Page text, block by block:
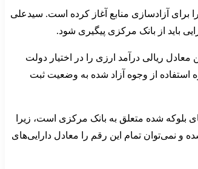
برای آزادسازی منابع آغاز کرده است. سیدعلی
ریالی درآمد ارزی را در اختیار دولت
استفاده از وجوه آزاد شده به وضعیت ثبت
تاکید کرده بود پول‌های بلوکه شده متعلق به بانک مرکزی است، زیرا
اقتصاد، جزئیات تفکیکی منتشر نشده و نمی‌توان تمام این رقم را معادل دارایی‌های